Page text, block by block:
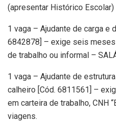
(apresentar Histórico Escolar)
1 vaga – Ajudante de carga e
6842878] – exige seis
de trabalho ou informal –
1 vaga – Ajudante de
calheiro [Cód. 6811561] –
em carteira de trabalho, CNH
viagens.